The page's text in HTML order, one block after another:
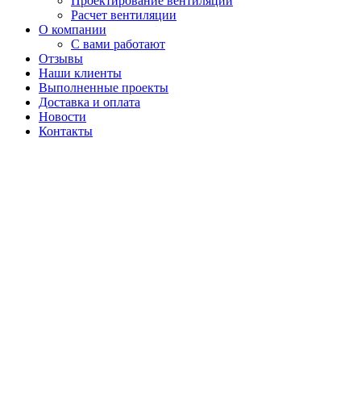
Расчет вентиляции
О компании
С вами работают
Отзывы
Наши клиенты
Выполненные проекты
Доставка и оплата
Новости
Контакты